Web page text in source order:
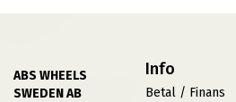
ABS WHEELS
SWEDEN AB
Info
Betal / Finans